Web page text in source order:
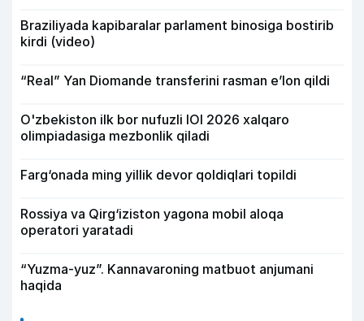
Braziliyada kapibaralar parlament binosiga bostirib
kirdi (video)
“Real” Yan Diomande transferini rasman e’lon qildi
O'zbekiston ilk bor nufuzli IOI 2026 xalqaro
olimpiadasiga mezbonlik qiladi
Farg‘onada ming yillik devor qoldiqlari topildi
Rossiya va Qirg‘iziston yagona mobil aloqa
operatori yaratadi
“Yuzma-yuz”. Kannavaroning matbuot anjumani
haqida